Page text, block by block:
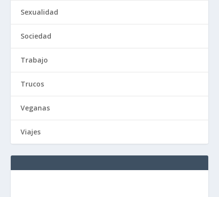
Sexualidad
Sociedad
Trabajo
Trucos
Veganas
Viajes